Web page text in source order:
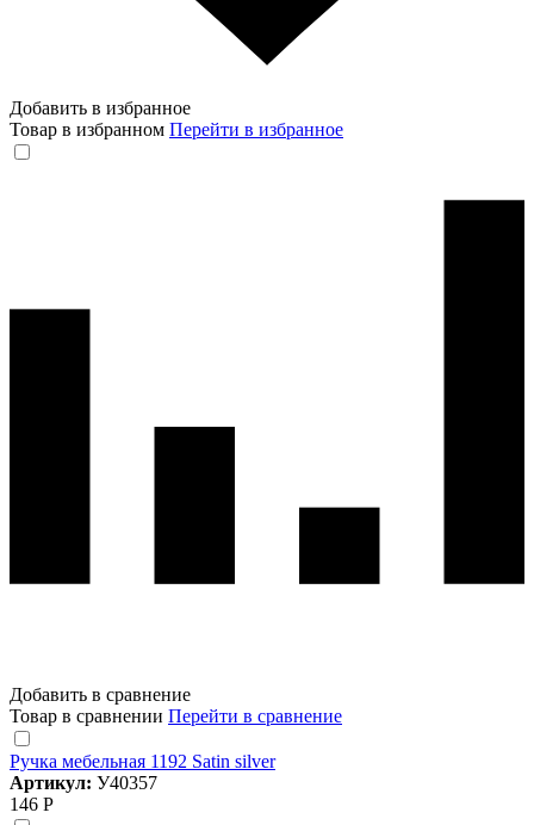
Добавить в избранное
Товар в избранном Перейти в избранное
Добавить в сравнение
Товар в сравнении Перейти в сравнение
Ручка мебельная 1192 Satin silver
Артикул: У40357
146 Р